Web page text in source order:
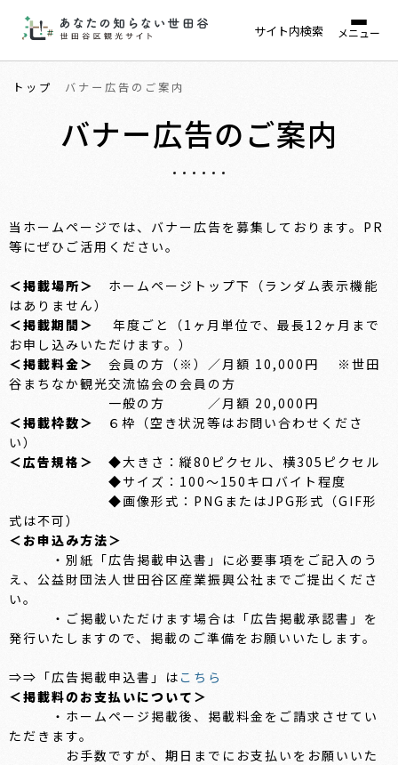
サイト内検索 メニュー
トップ バナー広告のご案内
バナー広告のご案内
当ホームページでは、バナー広告を募集しております。PR
等にぜひご活用ください。
＜掲載場所＞
ホームページトップ下（ランダム表示機能
はありません）
＜掲載期間＞
年度ごと（1ヶ月単位で、最長12ヶ月まで
お申し込みいただけます。）
＜掲載料金＞
会員の方（※）／月額 10,000円 ※世田
谷まちなか観光交流協会の会員の方
一般の方 ／月額 20,000円
＜掲載枠数＞
６枠（空き状況等はお問い合わせくださ
い）
＜広告規格＞
◆大きさ：縦80ピクセル、横305ピクセル
◆サイズ：100～150キロバイト程度
◆画像形式：PNGまたはJPG形式（GIF形
式は不可）
＜お申込み方法＞
・別紙「広告掲載申込書」に必要事項をご記入のう
え、公益財団法人世田谷区産業振興公社までご提出くださ
い。
・ご掲載いただけます場合は「広告掲載承認書」を
発行いたしますので、掲載のご準備をお願いいたします。
⇒⇒「広告掲載申込書」は こちら
＜掲載料のお支払いについて＞
・ホームページ掲載後、掲載料金をご請求させてい
ただきます。
お手数ですが、期日までにお支払いをお願いいた